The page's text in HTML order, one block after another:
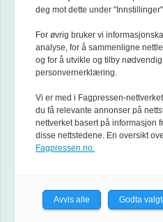
Om
Personvern
deg mot dette under
For øvrig bruker vi
analyse, for å sammenligne
og for å utvikle og tilby
personvernerklæring.
Vi er med i Fagpressen-
du få relevante annonser på
nettverket basert på informasjon
disse nettstedene. En oversikt
Fagpressen.no.
Avvis alle Godta